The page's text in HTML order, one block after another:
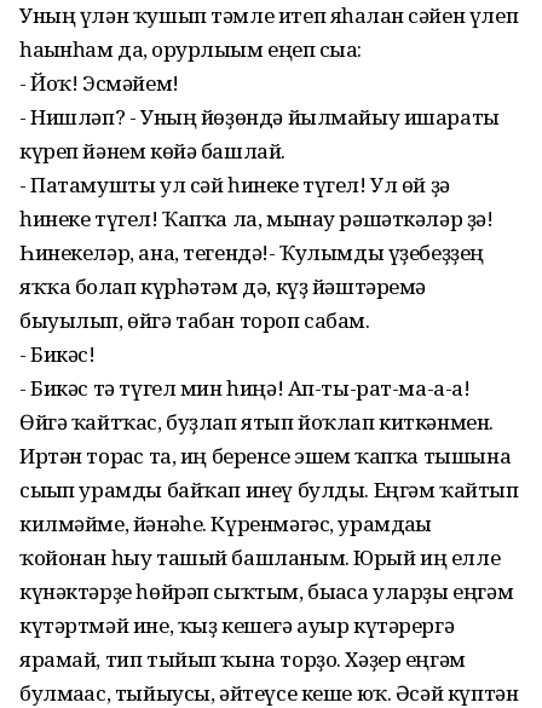
Уның үлән ҡушып тәмле итеп яһалған сәйен үлеп
һағынһам да, ғорурлығым еңеп сыға:
- Йоҡ! Эсмәйем!
- Нишләп? - Уның йөҙөндә йылмайыу ишараты
күреп йәнем көйә башлай.
- Патамушты ул сәй һинеке түгел! Ул өй ҙә
һинеке түгел! Ҡапҡа ла, мынау рәшәткәләр ҙә!
Һинекеләр, ана, тегендә!- Ҡулымды үҙебеҙҙең
яҡҡа болғап күрһәтәм дә, күҙ йәштәремә
быуылып, өйгә табан тороп сабам.
- Бикәс!
- Бикәс тә түгел мин һиңә! Ап-ты-рат-ма-а-а!
Өйгә ҡайтҡас, буҙлап ятып йоҡлап киткәнмен.
Иртән торғас та, иң беренсе эшем ҡапҡа тышына
сығып урамды байҡап инеү булды. Еңгәм ҡайтып
килмәйме, йәнәһе. Күренмәгәс, урамдағы
ҡойонан һыу ташый башланым. Юрый иң елле
күнәктәрҙе һөйрәп сыҡтым, бығаса уларҙы еңгәм
күтәртмәй ине, ҡыҙ кешегә ауыр күтәрергә
ярамай, тип тыйып ҡына торҙо. Хәҙер еңгәм
булмағас, тыйыусы, әйтеүсе кеше юҡ. Әсәй күптән